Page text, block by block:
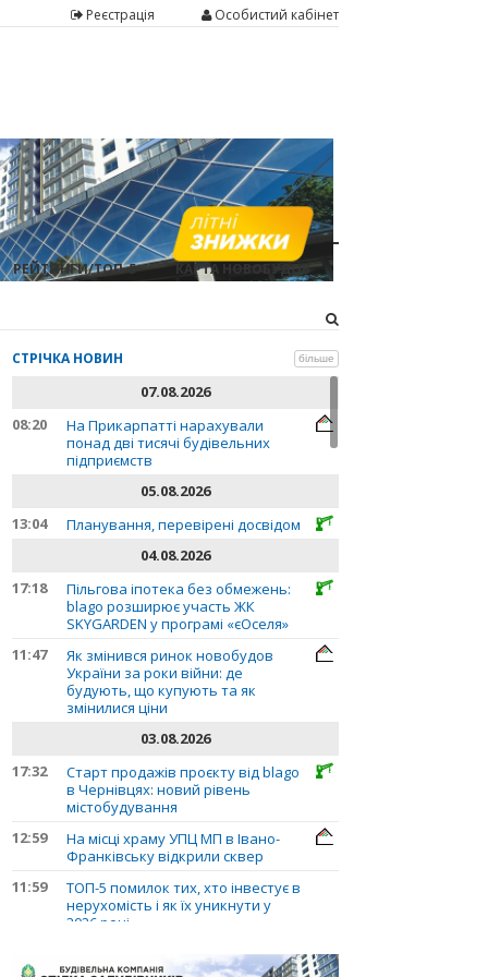
Реєстрація Особистий кабінет
РЕЙТИНГИ/ТОП-5 КАРТА НОВОБУДОВ
СТРІЧКА НОВИН більше
07.08.2026
08:20
На Прикарпатті нарахували
понад дві тисячі будівельних
підприємств
05.08.2026
13:04
Планування, перевірені досвідом
04.08.2026
17:18
Пільгова іпотека без обмежень:
blago розширює участь ЖК
SKYGARDEN у програмі «єОселя»
11:47
Як змінився ринок новобудов
України за роки війни: де
будують, що купують та як
змінилися ціни
03.08.2026
17:32
Старт продажів проєкту від blago
в Чернівцях: новий рівень
містобудування
12:59
На місці храму УПЦ МП в Івано-
Франківську відкрили сквер
11:59
ТОП-5 помилок тих, хто інвестує в
нерухомість і як їх уникнути у
2026 році
Планування, перевірені досвідом